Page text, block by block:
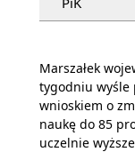
Marszałek
tygodniu wyśle
wnioskiem o
naukę do 85
uczelnie